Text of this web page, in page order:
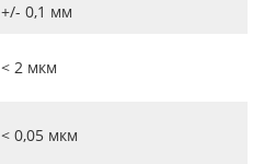
+/- 0,1 мм
< 2 мкм
< 0,05 мкм